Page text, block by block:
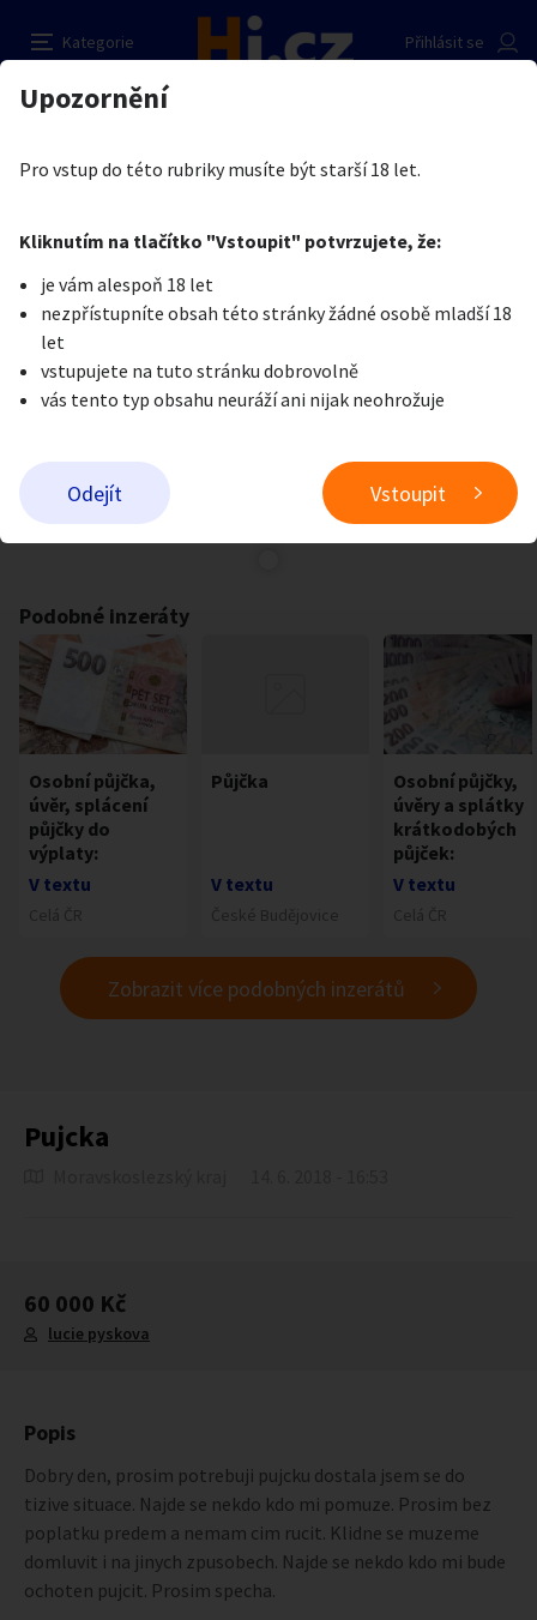
Kategorie
Přihlásit se
Auto-moto
Reality a bydlení Seznamka
Zvířata
Stroje a nářadí PC a elektro Sport a hobby
Sběratelství
Přidat inzerát
Erotika Práce v erotice
Je nám líto, ale tenhle inzerát již není aktuální.
Podobné inzeráty
Osobní půjčka,
úvěr, splácení
půjčky do
výplaty:
V textu
Půjčka
V textu
Osobní půjčky,
úvěry a splátky
krátkodobých
půjček:
V textu
Zobrazit více podobných inzerátů
Pujcka
60 000 Kč
lucie pyskova
Popis
Dobry den, prosim potrebuji pujcku dostala jsem se do
tizive situace. Najde se nekdo kdo mi pomuze. Prosim bez
poplatku predem a nemam cim rucit. Klidne se muzeme
domluvit i na jinych zpusobech. Najde se nekdo kdo mi bude
ochoten pujcit. Prosim specha.
Pujcka
Kupující
Pošlete uživateli zprávu
Nahlásit inzerát
Upozornění
Pro vstup do této rubriky musíte být starší 18 let.
Kliknutím na tlačítko "Vstoupit" potvrzujete, že:
je vám alespoň 18 let
nezpřístupníte obsah této stránky žádné osobě mladší 18
let
vstupujete na tuto stránku dobrovolně
vás tento typ obsahu neuráží ani nijak neohrožuje
Odejít Vstoupit